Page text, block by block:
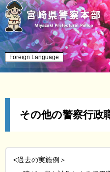
Foreign Language
その他の警察行政
<過去の実施例＞